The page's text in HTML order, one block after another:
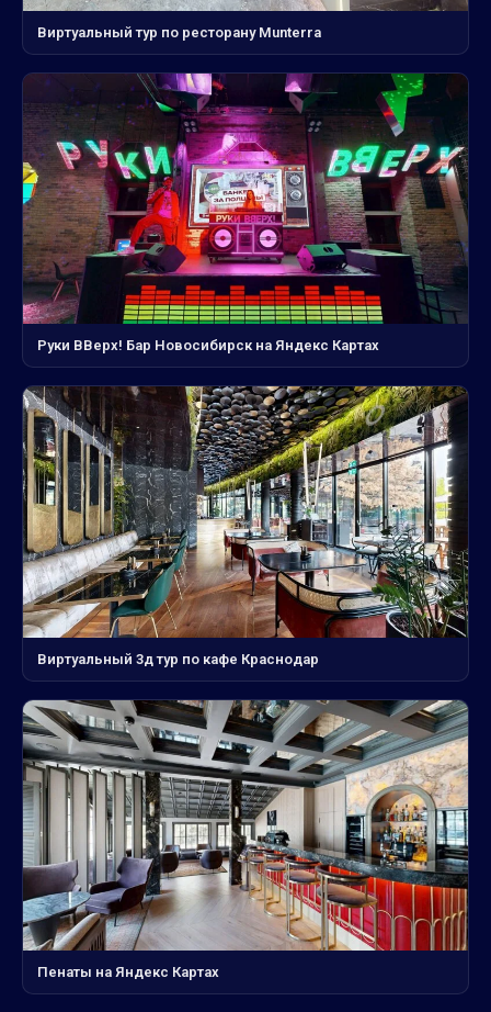
Виртуальный тур по ресторану Munterra
Руки ВВерх! Бар Новосибирск на Яндекс Картах
Виртуальный 3д тур по кафе Краснодар
Пенаты на Яндекс Картах